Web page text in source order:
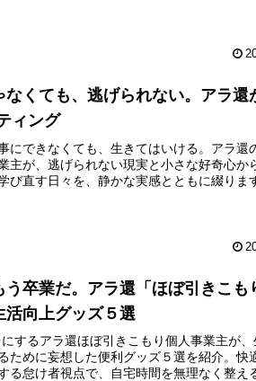
なくても、逃げられない。アラ還
ィング
にできなくても、生きてはいける。アラ還
主が、逃げられない現実と小さな好奇心か
び直す日々を、静かな実感とともに綴りま
う卒業だ。アラ還「ほぼ引きこも
活向上グッズ５選
するアラ還ほぼ引きこもり個人事業主が
ために妄想した便利グッズ５選を紹介。快
る怠け者視点で、自宅時間を無理なく整え